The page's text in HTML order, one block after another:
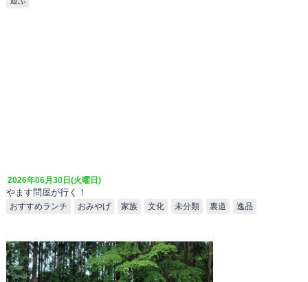
2026年06月30日(火曜日)
やます問屋が行く！
おすすめランチ おみやげ 家族 文化 未分類 裏道 逸品